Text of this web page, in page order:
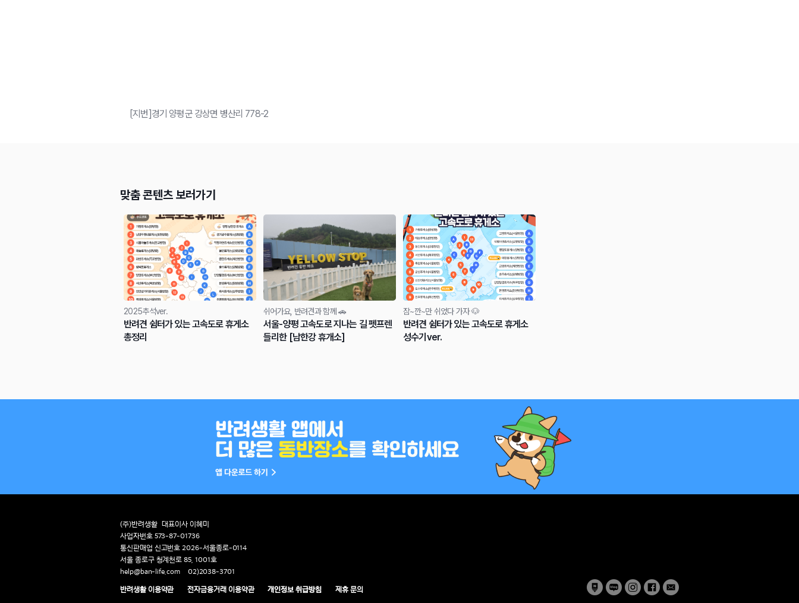
[지번]경기 양평군 강상면 병산리 778-2
맞춤 콘텐츠 보러가기
2025추석ver.
반려견 쉼터가 있는 고속도로 휴게소
총정리
쉬어가요, 반려견과 함께 🚗
서울-양평 고속도로 지나는 길 펫프렌
들리한 [남한강 휴개소]
잠~깐~만 쉬었다 가자 🐶
반려견 쉼터가 있는 고속도로 휴게소
성수기ver.
(주)반려생활
대표이사 이혜미
사업자번호 573-87-01736
통신판매업 신고번호 2026-서울종로-0114
서울 종로구 청계천로 85, 1001호
help@ban-life.com
02)2038-3701
반려생활 이용약관 전자금융거래 이용약관 개인정보 취급방침 제휴 문의